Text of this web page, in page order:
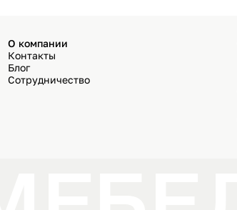
О компании
Контакты
Блог
Сотрудничество